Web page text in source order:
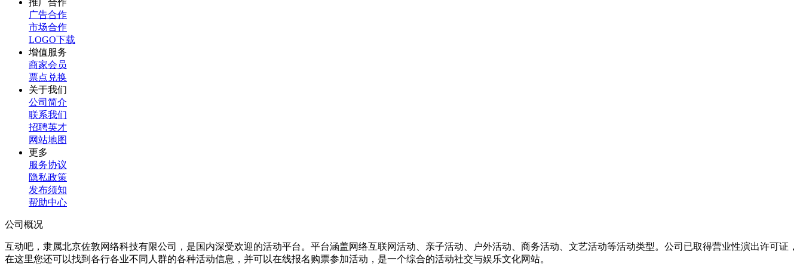
推广合作
广告合作
市场合作
LOGO下载
增值服务
商家会员
票点兑换
关于我们
公司简介
联系我们
招聘英才
网站地图
更多
服务协议
隐私政策
发布须知
帮助中心
公司概况
互动吧，隶属北京佐敦网络科技有限公司，是国内深受欢迎的活动平台。平台涵盖网络互联网活动、亲子活动、户外活动、商务活动、文艺活动等活动类型。公司已取得营业性演出许可证，
在这里您还可以找到各行各业不同人群的各种活动信息，并可以在线报名购票参加活动，是一个综合的活动社交与娱乐文化网站。